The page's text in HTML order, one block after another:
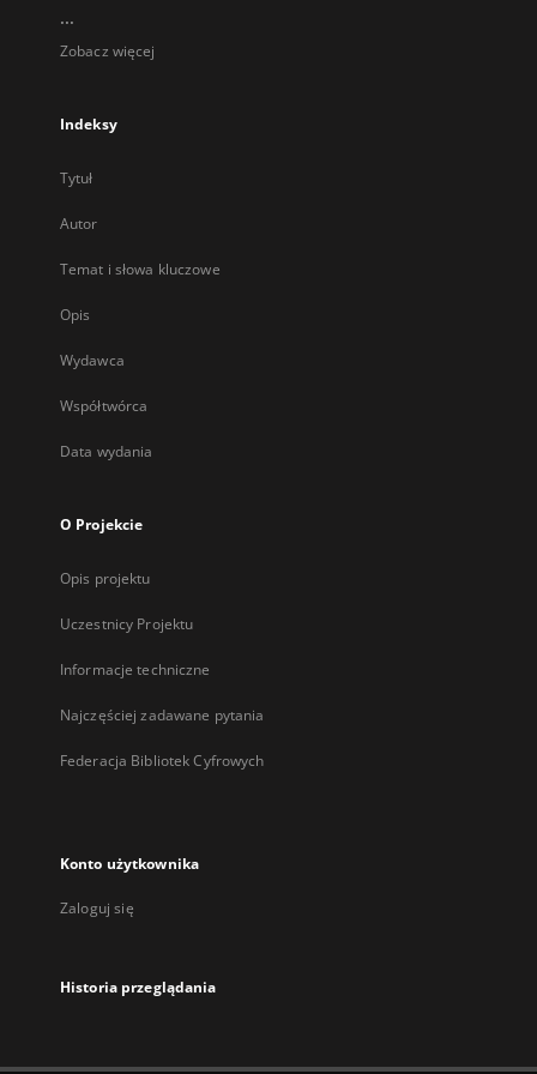
...
Zobacz więcej
Indeksy
Tytuł
Autor
Temat i słowa kluczowe
Opis
Wydawca
Współtwórca
Data wydania
O Projekcie
Opis projektu
Uczestnicy Projektu
Informacje techniczne
Najczęściej zadawane pytania
Federacja Bibliotek Cyfrowych
Konto użytkownika
Zaloguj się
Historia przeglądania